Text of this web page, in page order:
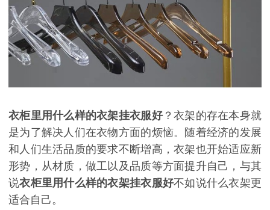
衣柜里用什么样的衣架挂衣服好？衣架的存在本身就
是为了解决人们在衣物方面的烦恼。随着经济的发展
和人们生活品质的要求不断增高，衣架也开始适应新
形势，从材质，做工以及品质等方面提升自己，与其
说衣柜里用什么样的衣架挂衣服好不如说什么衣架更
适合自己。